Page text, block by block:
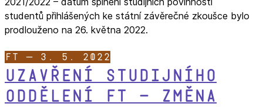
studentů přihlášených ke státní závěrečné zkoušce bylo
prodlouženo na 26. května 2022.
Uzavření studijního
oddělení FT – změna
FT — 3. 5. 2022